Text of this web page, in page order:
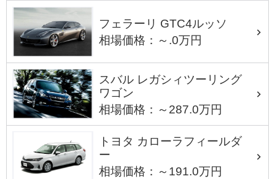
フェラーリ GTC4ルッソ
相場価格：～.0万円
スバル レガシィツーリング
ワゴン
相場価格：～287.0万円
トヨタ カローラフィールダ
ー
相場価格：～191.0万円